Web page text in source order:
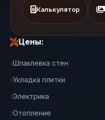
Калькулятор
Цены:
Шпаклевка стен
Укладка плитки
Электрика
Отопление